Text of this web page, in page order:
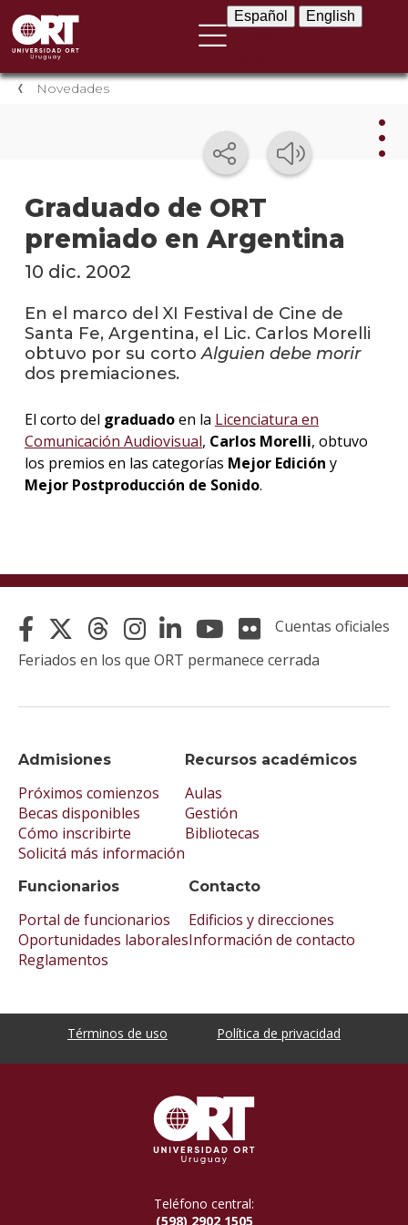
Español English
Novedades
Graduado de ORT
premiado en Argentina
La
10 dic. 2002
En el marco del XI Festival de Cine de
Santa Fe, Argentina, el Lic. Carlos Morelli
obtuvo por su cortoAlguien debe morir
dos premiaciones.
El corto del graduadoen la Licenciatura en
Comunicación Audiovisual, Carlos Morelli, obtuvo
los premios en las categorías Mejor Edición y
Mejor Postproducción de Sonido.
Admisiones
Próximos comienzos
Becas disponibles
Cómo inscribirte
Solicitá más información
Recursos académicos
Aulas
Gestión
Bibliotecas
Funcionarios
Portal de funcionarios
Oportunidades laborales
Reglamentos
Contacto
Edificios y direcciones
Información de contacto
Cuentas oficiales
Feriados en los que ORT permanece cerrada
Términos de uso Política de privacidad
Teléfono central:
(598) 2902 1505